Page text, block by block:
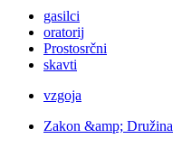
gasilci
oratorij
Prostosrčni
skavti
vzgoja
Zakon &amp; Družina